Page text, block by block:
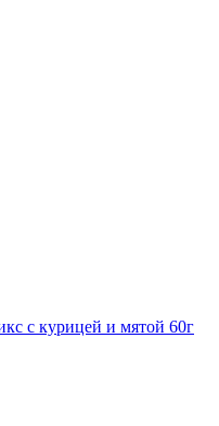
с курицей и мятой 60г